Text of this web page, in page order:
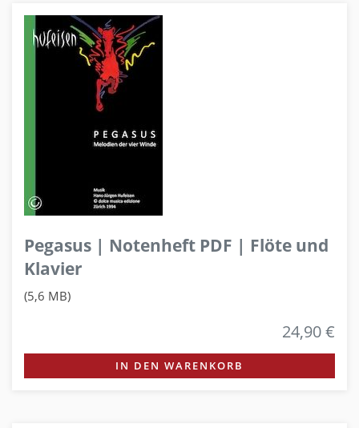
Pegasus | Notenheft PDF | Flöte und
Klavier
(5,6 MB)
24,90 €
IN DEN WARENKORB